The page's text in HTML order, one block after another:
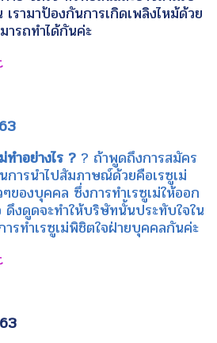
รามาป้องกันการเกิดเพลิงไหม้ด้วย
ารถทำได้กันค่ะ
ำอย่างไร ? ? ถ้าพูดถึงการสมัคร
การนำไปสัมภาษณ์ด้วยคือเรซูเม่
ของบุคคล ซึ่งการทำเรซูเม่ให้ออก
งดูดจะทำให้บริษัทนั้นประทับใจใน
ารทำเรซูเม่พิชิตใจฝ่ายบุคคลกันค่ะ